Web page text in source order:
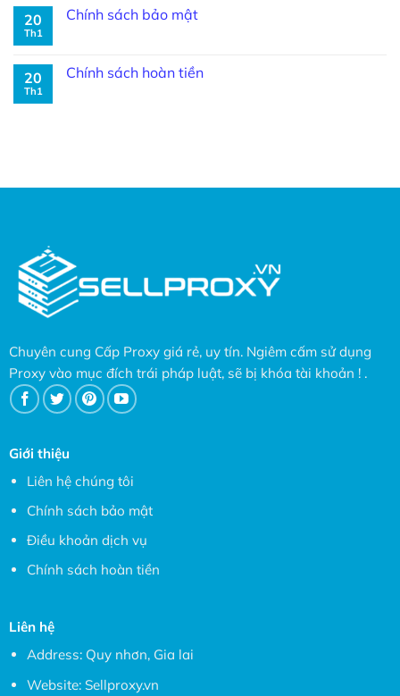
20
Th1
Chính sách bảo mật
20
Th1
Chính sách hoàn tiền
Chuyên cung Cấp Proxy giá rẻ, uy tín. Ngiêm cấm sử dụng
Proxy vào mục đích trái pháp luật, sẽ bị khóa tài khoản ! .
Giới thiệu
Liên hệ chúng tôi
Chính sách bảo mật
Điều khoản dịch vụ
Chính sách hoàn tiền
Liên hệ
Address: Quy nhơn, Gia lai
Website: Sellproxy.vn